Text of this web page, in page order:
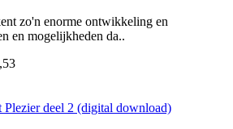
zo'n enorme ontwikkeling en
en mogelijkheden da..